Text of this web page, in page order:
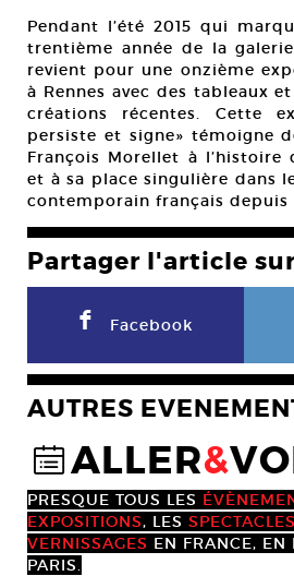
Pendant l’été 2015 qui
trentième année de la
revient pour une onzième
à Rennes avec des tableaux
créations récentes. Cette
persiste et signe» témoigne
François Morellet à l’histoire
et à sa place singulière dans
contemporain français depuis
Partager l'article
F Facebook
AUTRES
@ALLER&
PRESQUE TOUS LES
EXPOSITIONS, LES SPECTACLES
VERNISSAGES EN FRANCE, EN
PARIS.